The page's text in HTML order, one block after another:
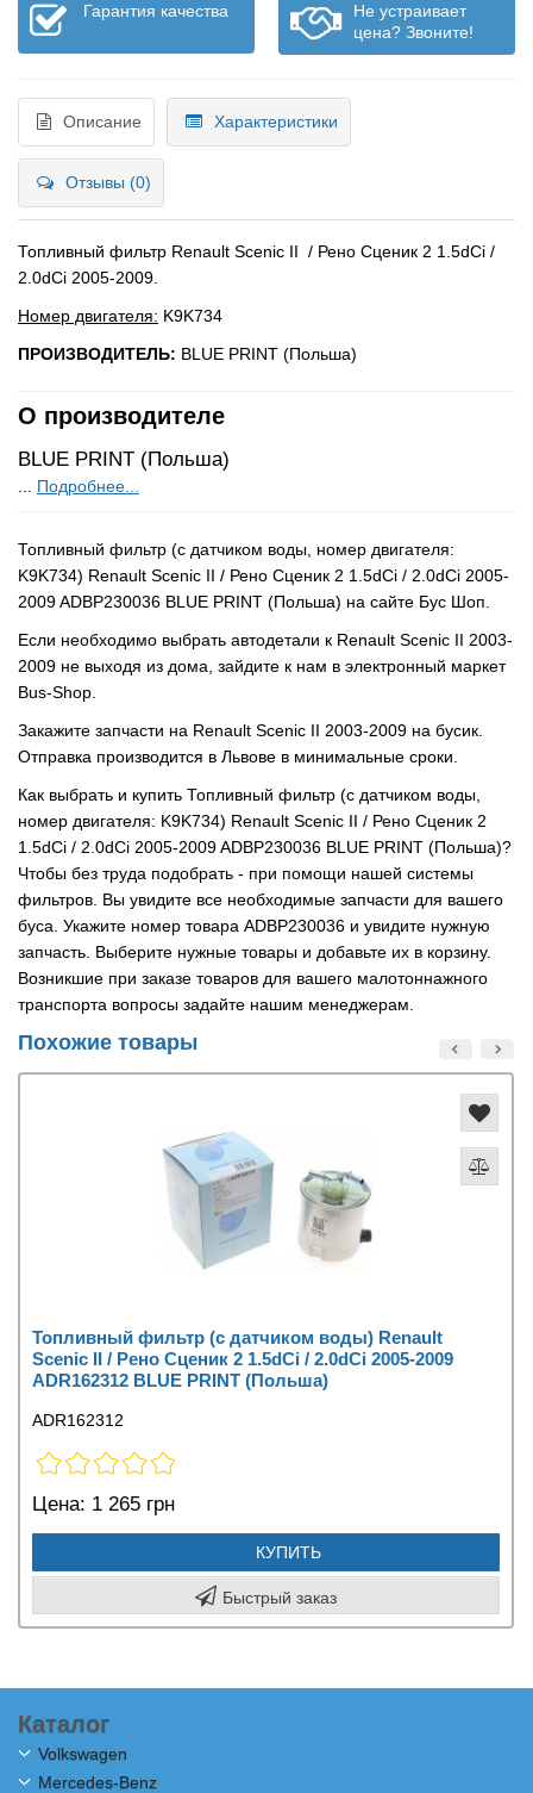
Гарантия качества
Не устраивает
цена? Звоните!
Описание Характеристики
Отзывы (0)
Топливный фильтр Renault Scenic II / Рено Сценик 2 1.5dCi /
2.0dCi 2005-2009.
Номер двигателя: K9K734
ПРОИЗВОДИТЕЛЬ: BLUE PRINT (Польша)
О производителе
BLUE PRINT (Польша)
Подробнее...
Топливный фильтр (с датчиком воды, номер двигателя:
K9K734) Renault Scenic II / Рено Сценик 2 1.5dCi / 2.0dCi 2005-
2009 ADBP230036 BLUE PRINT (Польша) на сайте Бус Шоп.
Если необходимо выбрать автодетали к Renault Scenic II 2003-
2009 не выходя из дома, зайдите к нам в электронный маркет
Bus-Shop.
Закажите запчасти на Renault Scenic II 2003-2009 на бусик.
Отправка производится в Львове в минимальные сроки.
Как выбрать и купить Топливный фильтр (с датчиком воды,
номер двигателя: K9K734) Renault Scenic II / Рено Сценик 2
1.5dCi / 2.0dCi 2005-2009 ADBP230036 BLUE PRINT (Польша)?
Чтобы без труда подобрать - при помощи нашей системы
фильтров. Вы увидите все необходимые запчасти для вашего
буса. Укажите номер товара ADBP230036 и увидите нужную
запчасть. Выберите нужные товары и добавьте их в корзину.
Возникшие при заказе товаров для вашего малотоннажного
транспорта вопросы задайте нашим менеджерам.
Похожие товары
Топливный фильтр (с датчиком воды) Renault
Scenic II / Рено Сценик 2 1.5dCi / 2.0dCi 2005-2009
ADR162312 BLUE PRINT (Польша)
ADR162312
Цена: 1 265 грн
КУПИТЬ
Быстрый заказ
Каталог
Volkswagen
Mercedes-Benz